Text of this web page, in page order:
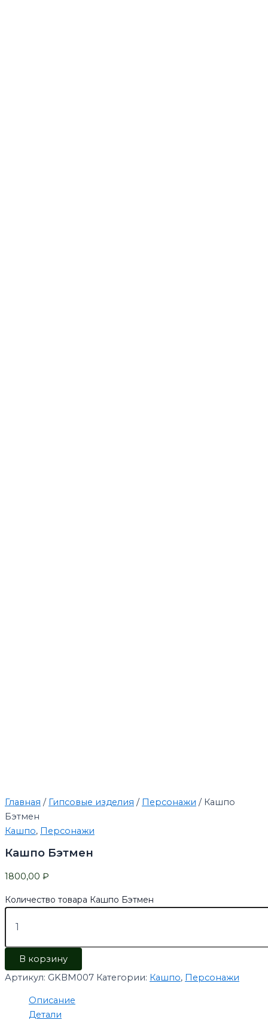
Главная / Гипсовые изделия / Персонажи / Кашпо
Бэтмен
Кашпо, Персонажи
Кашпо Бэтмен
1800,00 ₽
Количество товара Кашпо Бэтмен
В корзину
Артикул: GKBM007 Категории: Кашпо, Персонажи
Описание
Детали